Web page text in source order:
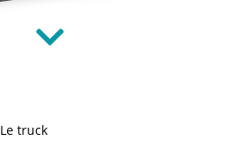
Le truck